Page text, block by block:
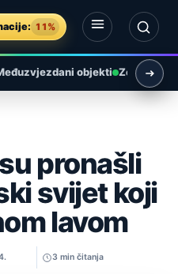
11%
objekti Zemlja i
pronašli
svijet koji
lavom
3 min čitanja